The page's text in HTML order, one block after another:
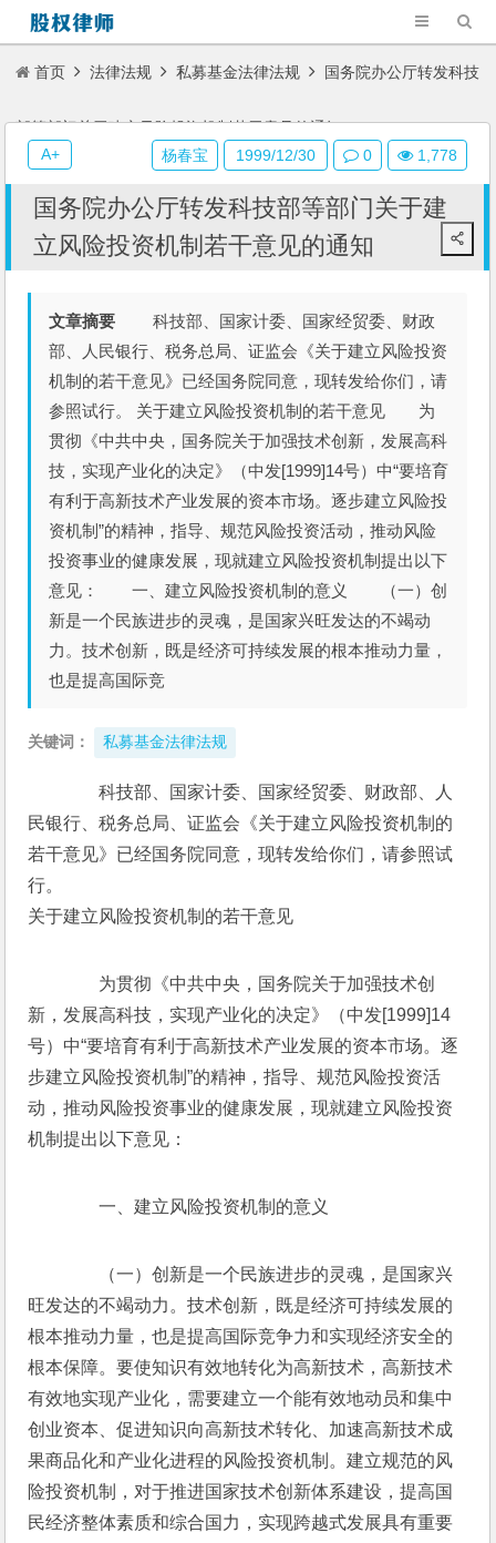
首页 法律法规 私募基金法律法规 国务院办公厅转发科技
部等部门关于建立风险投资机制若干意见的通知
国务院办公厅转发科技部等部门关于建
立风险投资机制若干意见的通知
文章摘要 科技部、国家计委、国家经贸委、财政
部、人民银行、税务总局、证监会《关于建立风险投资
机制的若干意见》已经国务院同意，现转发给你们，请
参照试行。 关于建立风险投资机制的若干意见 为
贯彻《中共中央，国务院关于加强技术创新，发展高科
技，实现产业化的决定》（中发[1999]14号）中“要培育
有利于高新技术产业发展的资本市场。逐步建立风险投
资机制”的精神，指导、规范风险投资活动，推动风险
投资事业的健康发展，现就建立风险投资机制提出以下
意见： 一、建立风险投资机制的意义 （一）创
新是一个民族进步的灵魂，是国家兴旺发达的不竭动
力。技术创新，既是经济可持续发展的根本推动力量，
也是提高国际竞
关键词： 私募基金法律法规
科技部、国家计委、国家经贸委、财政部、人
民银行、税务总局、证监会《关于建立风险投资机制的
若干意见》已经国务院同意，现转发给你们，请参照试
行。
关于建立风险投资机制的若干意见
为贯彻《中共中央，国务院关于加强技术创
新，发展高科技，实现产业化的决定》（中发[1999]14
号）中“要培育有利于高新技术产业发展的资本市场。逐
步建立风险投资机制”的精神，指导、规范风险投资活
动，推动风险投资事业的健康发展，现就建立风险投资
机制提出以下意见：
一、建立风险投资机制的意义
（一）创新是一个民族进步的灵魂，是国家兴
旺发达的不竭动力。技术创新，既是经济可持续发展的
根本推动力量，也是提高国际竞争力和实现经济安全的
根本保障。要使知识有效地转化为高新技术，高新技术
有效地实现产业化，需要建立一个能有效地动员和集中
创业资本、促进知识向高新技术转化、加速高新技术成
果商品化和产业化进程的风险投资机制。建立规范的风
险投资机制，对于推进国家技术创新体系建设，提高国
民经济整体素质和综合国力，实现跨越式发展具有重要
杨春宝 1999/12/30 0 1,778
A+